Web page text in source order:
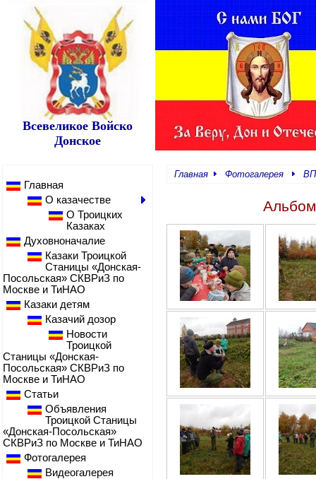
Всевеликое Войско
Донское
Главная
О казачестве
О Троицких
Казаках
Духовноначалие
Казаки Троицкой
Станицы «Донская-
Посольская» СКВРиЗ по
Москве и ТиНАО
Казаки детям
Казачий дозор
Новости
Троицкой
Станицы «Донская-
Посольская» СКВРиЗ по
Москве и ТиНАО
Статьи
Объявления
Троицкой Станицы
«Донская-Посольская»
СКВРиЗ по Москве и ТиНАО
Фотогалерея
Видеогалерея
Главная Фотогалерея